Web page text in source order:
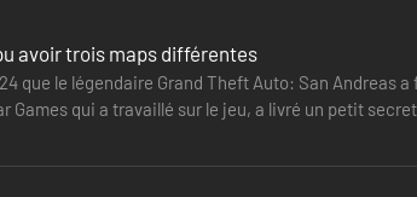
avoir trois maps différentes
que le légendaire Grand Theft Auto: San Andreas
Games qui a travaillé sur le jeu, a livré un petit